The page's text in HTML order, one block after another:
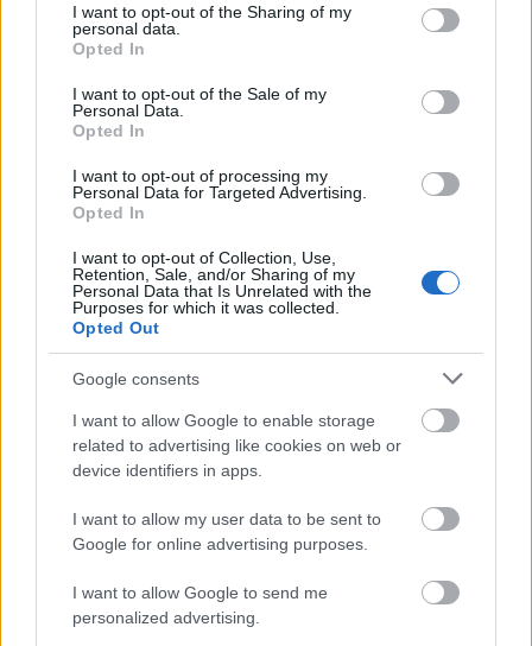
not limited to your visit or usage behaviour. You may click to
grant or deny consent to Google and its third-party tags to
use your data for below specified purposes in below Google
consent section.
I want to opt-out of the Sharing of my
personal data.
Opted In
I want to opt-out of the Sale of my
Personal Data.
Opted In
I want to opt-out of processing my
Personal Data for Targeted Advertising.
Opted In
I want to opt-out of Collection, Use,
Retention, Sale, and/or Sharing of my
Personal Data that Is Unrelated with the
Purposes for which it was collected.
Opted Out
Google consents
I want to allow Google to enable storage
related to advertising like cookies on web or
device identifiers in apps.
I want to allow my user data to be sent to
Google for online advertising purposes.
I want to allow Google to send me
personalized advertising.
Meld deg på vårt nyhetsbrev
Vrake
ter –
2 Går
for
sjette
3 Disse
går
4 Feiret
OL-
5